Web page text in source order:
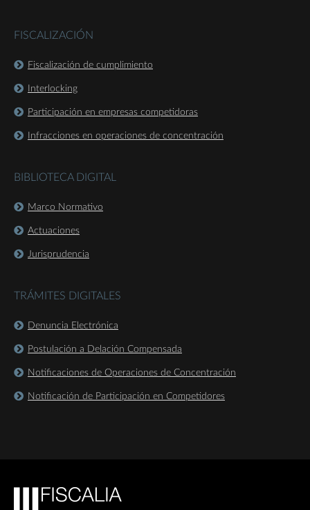
FISCALIZACIÓN
Fiscalización de cumplimiento
Interlocking
Participación en empresas competidoras
Infracciones en operaciones de concentración
BIBLIOTECA DIGITAL
Marco Normativo
Actuaciones
Jurisprudencia
TRÁMITES DIGITALES
Denuncia Electrónica
Postulación a Delación Compensada
Notificaciones de Operaciones de Concentración
Notificación de Participación en Competidores